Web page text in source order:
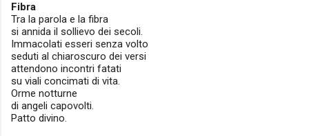
Fibra
Tra la parola e la fibra
si annida il sollievo dei secoli.
Immacolati esseri senza volto
seduti al chiaroscuro dei versi
attendono incontri fatati
su viali concimati di vita.
Orme notturne
di angeli capovolti.
Patto divino.